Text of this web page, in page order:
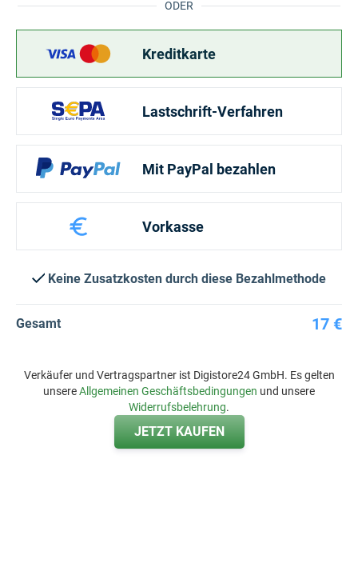
ODER
Kreditkarte
Lastschrift-Verfahren
Mit PayPal bezahlen
Vorkasse
Keine Zusatzkosten durch diese Bezahlmethode
Gesamt 17 €
Verkäufer und Vertragspartner ist Digistore24 GmbH. Es gelten
unsereAllgemeinen Geschäftsbedingungen und unsere
Widerrufsbelehrung.
JETZT KAUFEN